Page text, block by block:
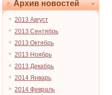
Архив новостей
2013 Август
2013 Сентябрь
2013 Октябрь
2013 Ноябрь
2013 Декабрь
2014 Январь
2014 Февраль